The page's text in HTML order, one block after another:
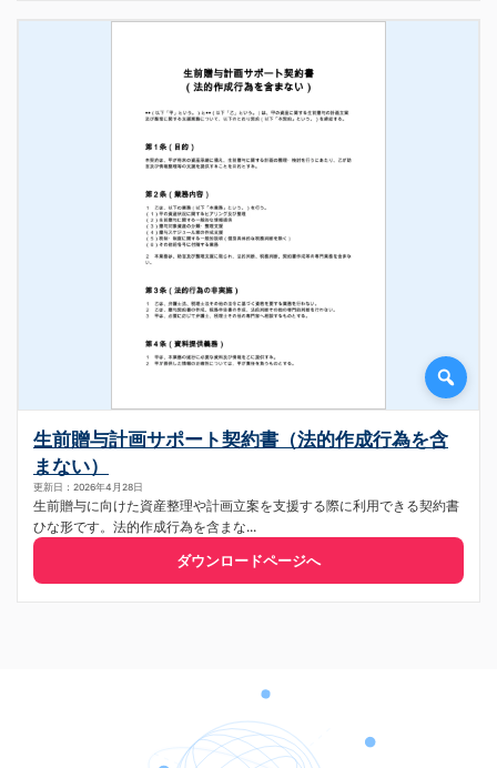
生前贈与計画サポート契約書（法的作成行為を含
まない）
更新日：2026年4月28日
生前贈与に向けた資産整理や計画立案を支援する際に利用できる契約書
ひな形です。法的作成行為を含まな...
ダウンロードページへ